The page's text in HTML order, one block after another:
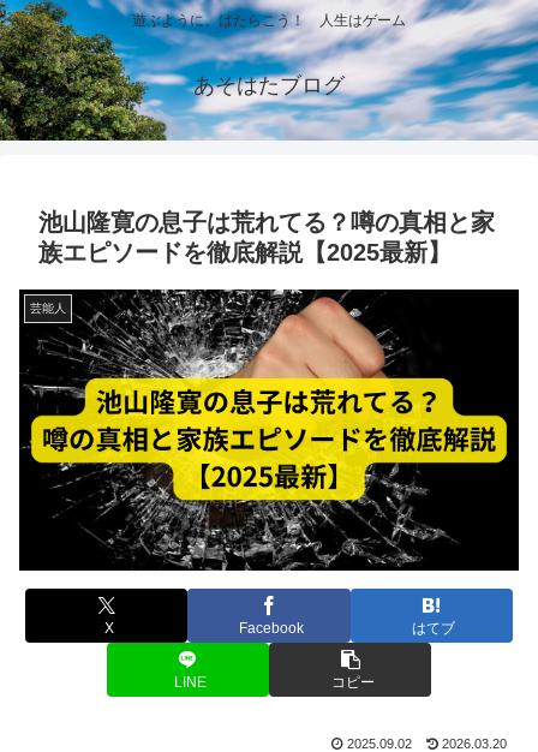
遊ぶように、はたらこう！ 人生はゲーム
あそはたブログ
池山隆寛の息子は荒れてる？噂の真相と家
族エピソードを徹底解説【2025最新】
芸能人
X Facebook はてブ
LINE コピー
2025.09.02 2026.03.20